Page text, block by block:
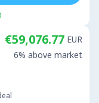
€59,076.77 EUR
6% above market